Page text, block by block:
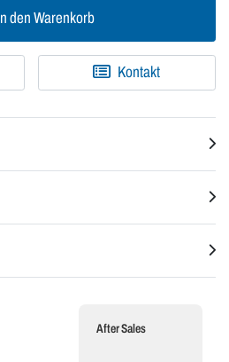
In den Warenkorb
Kontakt
After Sales